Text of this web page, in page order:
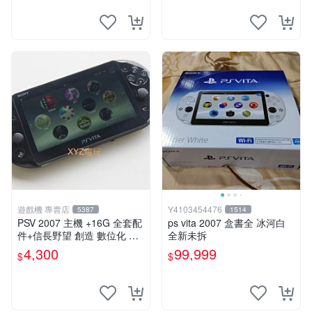
遊戲機 專賣店 5387
PSV 2007 主機 +16G 全套配
件+信長野望 創造 數位化 保
修一年 品質有保障
$4,300
Y4103454476 1514
ps vita 2007 盒書全 冰河白
全新未拆
$99,999